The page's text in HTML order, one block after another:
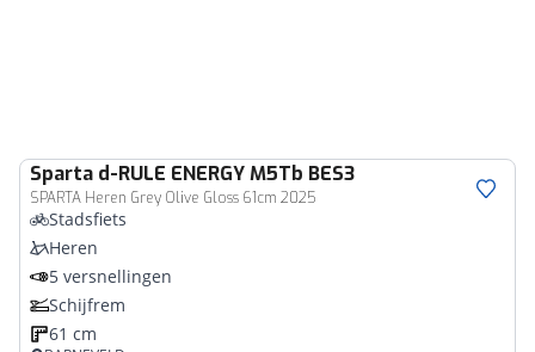
Sparta d-RULE ENERGY M5Tb BES3
SPARTA Heren Grey Olive Gloss 61cm 2025
Stadsfiets
Heren
5 versnellingen
Schijfrem
61 cm